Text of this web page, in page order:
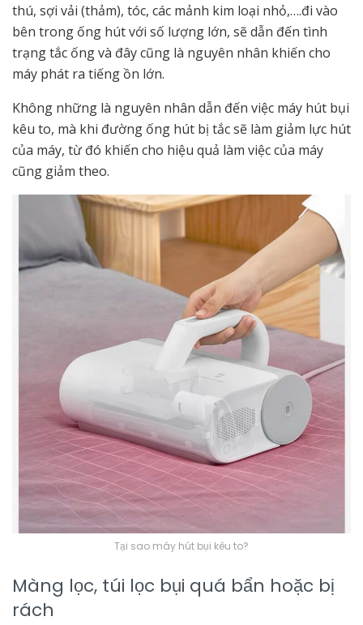
thú, sợi vải (thảm), tóc, các mảnh kim loại nhỏ,….đi vào
bên trong ống hút với số lượng lớn, sẽ dẫn đến tình
trạng tắc ống và đây cũng là nguyên nhân khiến cho
máy phát ra tiếng ồn lớn.
Không những là nguyên nhân dẫn đến việc máy hút bụi
kêu to, mà khi đường ống hút bị tắc sẽ làm giảm lực hút
của máy, từ đó khiến cho hiệu quả làm việc của máy
cũng giảm theo.
Tại sao máy hút bụi kêu to?
Màng lọc, túi lọc bụi quá bẩn hoặc bị
rách